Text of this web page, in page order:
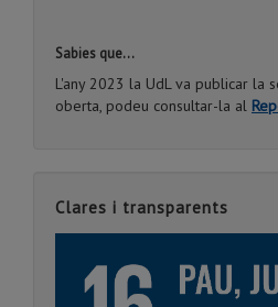
Sabies que...
L'any 2023 la UdL va publicar la
oberta, podeu consultar-la al
Clares i transparents